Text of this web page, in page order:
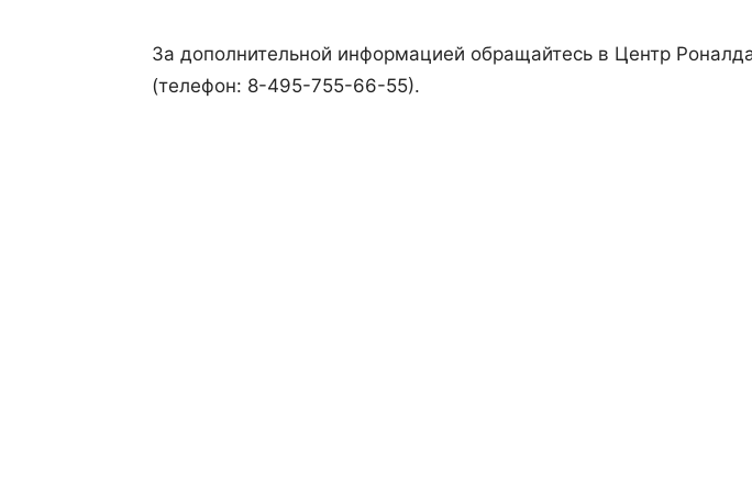
За дополнительной информацией обращайтесь в Центр
(телефон: 8-495-755-66-55).